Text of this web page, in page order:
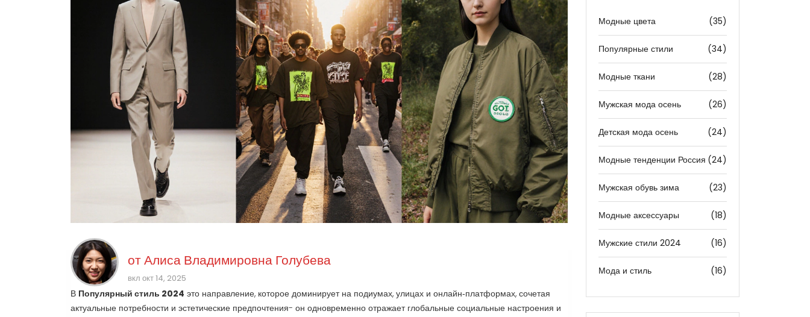
отАлиса Владимировна Голубева
вкл окт 14, 2025
В Популярный стиль 2024 это направление, которое доминирует на подиумах, улицах и онлайн‑платформах, сочетая
актуальные потребности и эстетические предпочтения- он одновременно отражает глобальные социальные настроения и
Модные цвета (35)
Популярные стили (34)
Модные ткани (28)
Мужская мода осень (26)
Детская мода осень (24)
Модные тенденции Россия (24)
Мужская обувь зима (23)
Модные аксессуары (18)
Мужские стили 2024 (16)
Мода и стиль (16)